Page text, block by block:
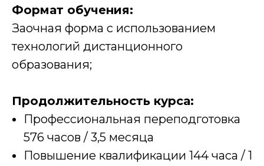
Формат обучения:
Заочная форма с использованием
технологий дистанционного
образования;
Продолжительность курса:
Профессиональная переподготовка
576 часов / 3,5 месяца
Повышение квалификации 144 часа / 1